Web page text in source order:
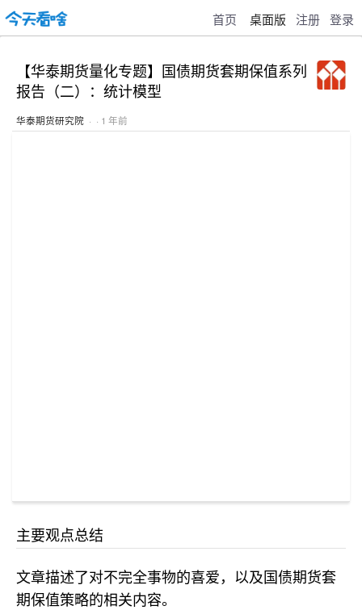
首页 桌面版 注册 登录
【华泰期货量化专题】国债期货套期保值系列
报告（二）：统计模型
华泰期货研究院 · · 1 年前
主要观点总结
文章描述了对不完全事物的喜爱，以及国债期货套
期保值策略的相关内容。